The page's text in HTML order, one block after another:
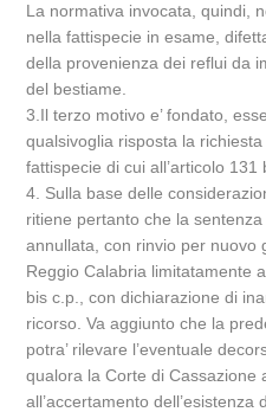
La normativa invocata, quindi,
nella fattispecie in esame,
della provenienza dei reflui da
del bestiame.
3.Il terzo motivo e’ fondato,
qualsivoglia risposta la
fattispecie di cui all’articolo 131
4. Sulla base delle
ritiene pertanto che la
annullata, con rinvio per nuovo
Reggio Calabria limitatamente
bis c.p., con dichiarazione di
ricorso. Va aggiunto che la
potra’ rilevare l’eventuale
qualora la Corte di Cassazione
all’accertamento dell’esistenza